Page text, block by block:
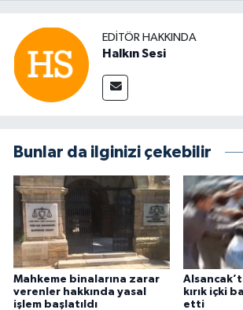
EDITÖR HAKKINDA
Halkın Sesi
Bunlar da ilginizi çekebilir
Mahkeme binalarına zarar
verenler hakkında yasal
işlem başlatıldı
kırık içki
etti